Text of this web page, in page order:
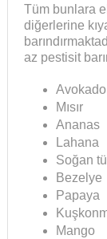
Tüm bunlara
diğerlerine
az pestisit
Avokado
Mısır
Ananas
Lahana
Soğan
Bezelye
Papaya
Mango